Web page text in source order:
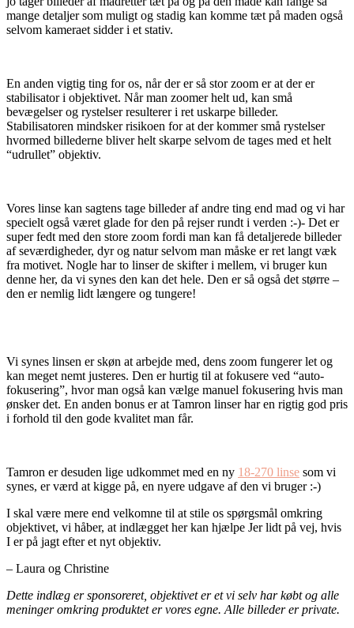
mange detaljer som muligt og stadig kan komme tæt på maden også
selvom kameraet sidder i et stativ.
En anden vigtig ting for os, når der er så stor zoom er at der er
stabilisator i objektivet. Når man zoomer helt ud, kan små
bevægelser og rystelser resulterer i ret uskarpe billeder.
Stabilisatoren mindsker risikoen for at der kommer små rystelser
hvormed billederne bliver helt skarpe selvom de tages med et helt
“udrullet” objektiv.
Vores linse kan sagtens tage billeder af andre ting end mad og vi har
specielt også været glade for den på rejser rundt i verden :-)- Det er
super fedt med den store zoom fordi man kan få detaljerede billeder
af seværdigheder, dyr og natur selvom man måske er ret langt væk
fra motivet. Nogle har to linser de skifter i mellem, vi bruger kun
denne her, da vi synes den kan det hele. Den er så også det større –
den er nemlig lidt længere og tungere!
Vi synes linsen er skøn at arbejde med, dens zoom fungerer let og
kan meget nemt justeres. Den er hurtig til at fokusere ved “auto-
fokusering”, hvor man også kan vælge manuel fokusering hvis man
ønsker det. En anden bonus er at Tamron linser har en rigtig god pris
i forhold til den gode kvalitet man får.
Tamron er desuden lige udkommet med en ny 18-270 linse som vi
synes, er værd at kigge på, en nyere udgave af den vi bruger :-)
I skal være mere end velkomne til at stile os spørgsmål omkring
objektivet, vi håber, at indlægget her kan hjælpe Jer lidt på vej, hvis
I er på jagt efter et nyt objektiv.
– Laura og Christine
Dette indlæg er sponsoreret, objektivet er et vi selv har købt og alle
meninger omkring produktet er vores egne. Alle billeder er private.